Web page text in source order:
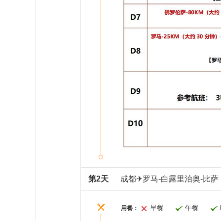
第2天 成都✈罗马-白露里治奥-比萨
用餐： 早餐 午餐